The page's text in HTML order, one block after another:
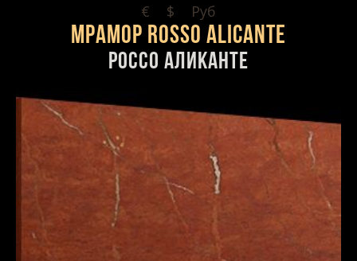
€ $ Pуб
Мрамор Rosso Alicante
Россо Аликанте